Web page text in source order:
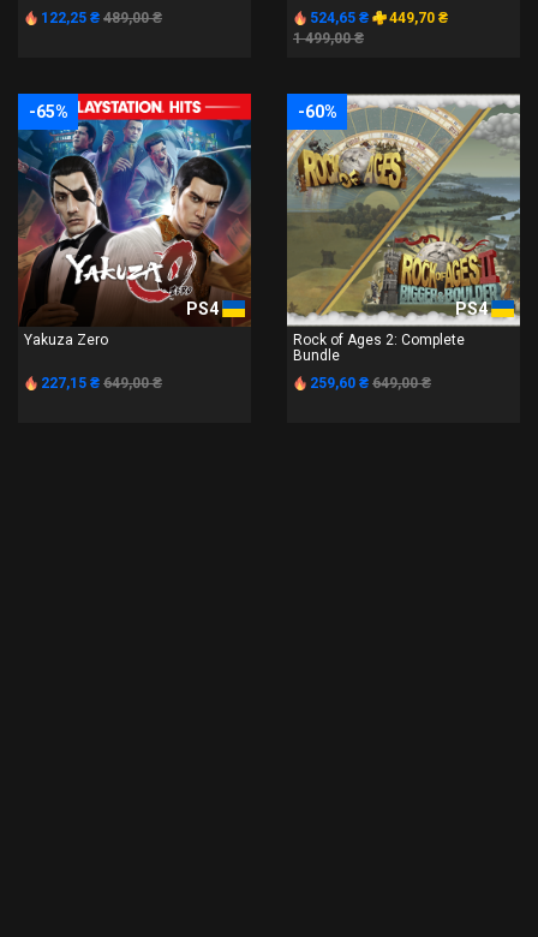
122,25 ₴ 489,00 ₴
524,65 ₴
449,70 ₴
1 499,00 ₴
-65%
PS4
Yakuza Zero
227,15 ₴ 649,00 ₴
-60%
PS4
Rock of Ages 2: Complete
Bundle
259,60 ₴ 649,00 ₴